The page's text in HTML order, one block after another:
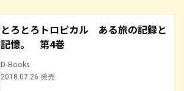
とろとろトロピカル ある旅の記録と
記憶。 第4巻
D-Books
2018.07.26 発売